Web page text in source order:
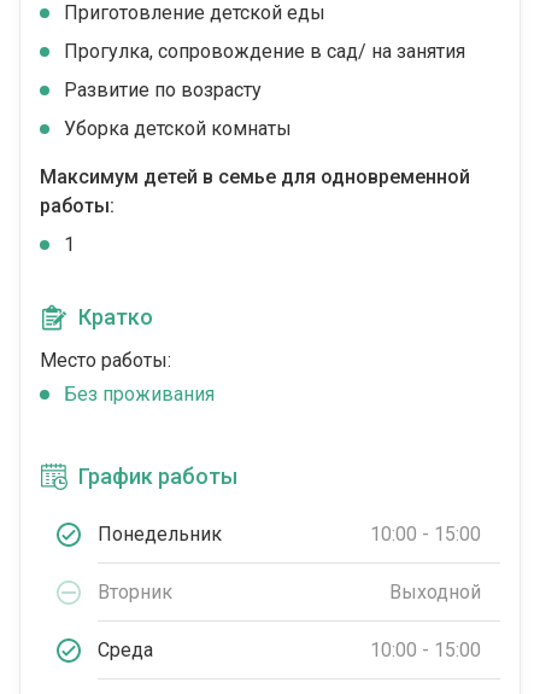
Приготовление детской еды
Прогулка, сопровождение в сад/ на занятия
Развитие по возрасту
Уборка детской комнаты
Максимум детей в семье для одновременной
работы:
1
Кратко
Место работы:
Без проживания
График работы
Понедельник 10:00 - 15:00
Вторник Выходной
Среда 10:00 - 15:00